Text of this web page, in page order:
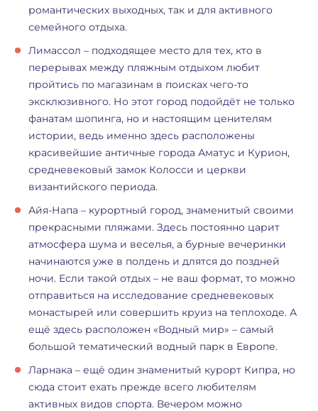
романтических выходных, так и для активного
семейного отдыха.
Лимассол – подходящее место для тех, кто в
перерывах между пляжным отдыхом любит
пройтись по магазинам в поисках чего-то
эксклюзивного. Но этот город подойдёт не только
фанатам шопинга, но и настоящим ценителям
истории, ведь именно здесь расположены
красивейшие античные города Аматус и Курион,
средневековый замок Колосси и церкви
византийского периода.
Айя-Напа – курортный город, знаменитый своими
прекрасными пляжами. Здесь постоянно царит
атмосфера шума и веселья, а бурные вечеринки
начинаются уже в полдень и длятся до поздней
ночи. Если такой отдых – не ваш формат, то можно
отправиться на исследование средневековых
монастырей или совершить круиз на теплоходе. А
ещё здесь расположен «Водный мир» – самый
большой тематический водный парк в Европе.
Ларнака – ещё один знаменитый курорт Кипра, но
сюда стоит ехать прежде всего любителям
активных видов спорта. Вечером можно